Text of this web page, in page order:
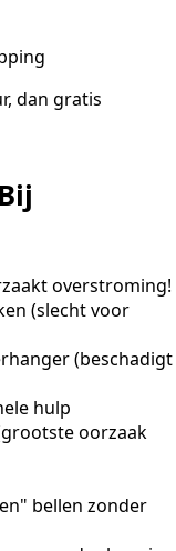
dan gratis
overstroming!
(slecht voor
(beschadigt
hulp
oorzaak
bellen zonder